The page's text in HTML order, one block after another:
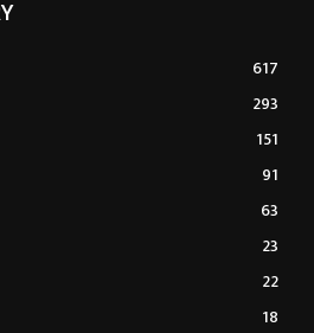
617
293
151
91
63
23
22
18